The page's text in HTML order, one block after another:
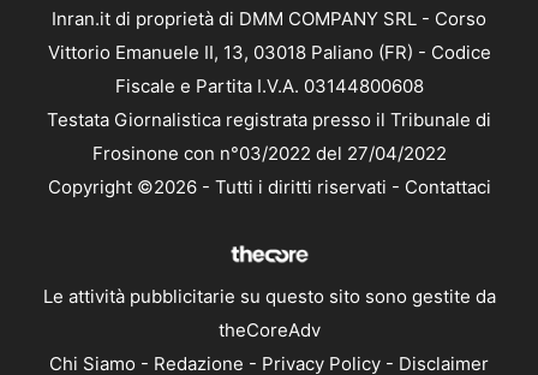
Inran.it di proprietà di DMM COMPANY SRL - Corso
Vittorio Emanuele II, 13, 03018 Paliano (FR) - Codice
Fiscale e Partita I.V.A. 03144800608
Testata Giornalistica registrata presso il Tribunale di
Frosinone con n°03/2022 del 27/04/2022
Copyright ©2026 - Tutti i diritti riservati - Contattaci
Le attività pubblicitarie su questo sito sono gestite da
theCoreAdv
Chi Siamo - Redazione - Privacy Policy - Disclaimer